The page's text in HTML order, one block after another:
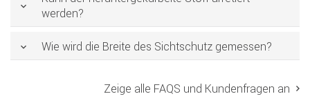
werden?
Wie wird die Breite des Sichtschutz gemessen?
Zeige alle FAQS und Kundenfragen an